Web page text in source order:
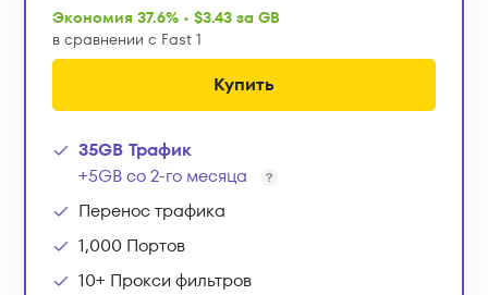
Экономия 37.6% • $3.43 за GB
в сравнении с Fast 1
Купить
35GB Трафик
+5GB со 2-го месяца
Перенос трафика
1,000 Портов
10+ Прокси фильтров